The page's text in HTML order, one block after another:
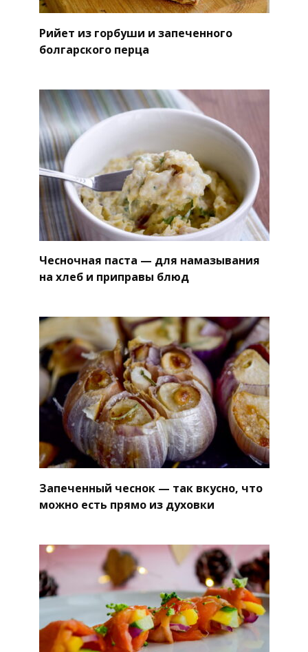
Рийет из горбуши и запеченного
болгарского перца
Чесночная паста — для намазывания
на хлеб и приправы блюд
Запеченный чеснок — так вкусно, что
можно есть прямо из духовки